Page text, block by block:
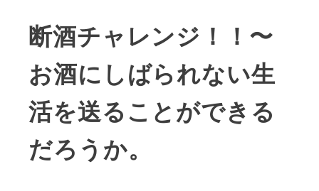
断酒チャレンジ！！〜
お酒にしばられない生
活を送ることができる
だろうか。